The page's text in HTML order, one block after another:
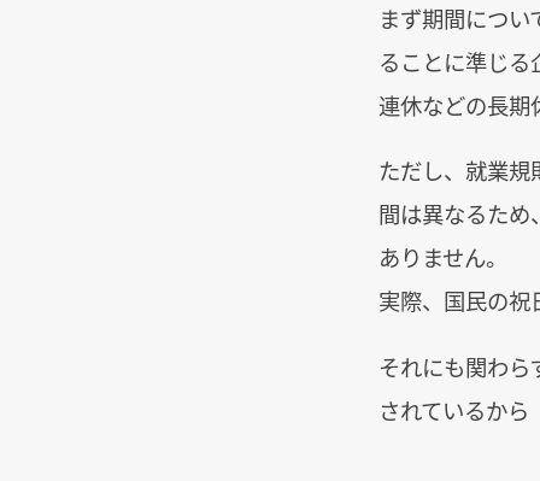
まず期間につ
ることに準じ
連休などの長期
ただし、就業
間は異なるため
ありません。
実際、国民の祝
それにも関わ
されているか